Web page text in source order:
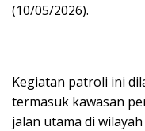
(10/05/2026).
Kegiatan patroli ini
termasuk kawasan
jalan utama di